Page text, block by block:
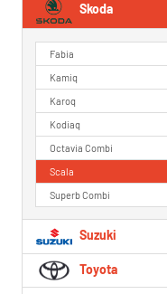
Skoda
Fabia
Kamiq
Karoq
Kodiaq
Octavia Combi
Scala
Superb Combi
Suzuki
Toyota